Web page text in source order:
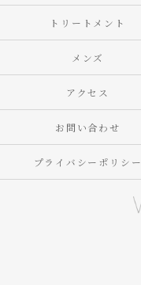
トリートメント
メンズ
アクセス
お問い合わせ
プライバシーポリシー